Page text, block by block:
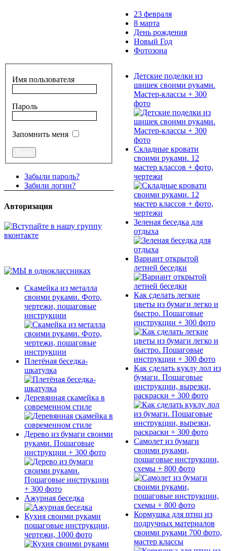
23 февраля
8 марта
День рождения
Новый Год
Фотозона
Имя пользователя
Пароль
Запомнить меня
Забыли пароль?
Забили логин?
Авторизация
Скамейка из металла
своими руками. Фото,
чертежи, пошаговые
инструкции
Плетёная беседка-
шкатулка
Деревянная скамейка в
современном стиле
Дерево из бумаги своими
руками. Пошаговые
инструкции + 300 фото
Ажурная беседка
Кухня своими руками
пошаговые инструкции,
чертежи, 1000 фото
Детские поделки из
шишек своими руками.
Мастер-классы + 300
фото
Складные кровати
своими руками. 12
мастер классов + фото,
чертежи
Зеленая беседка для
отдыха
Вариант открытой
летней беседки
Как сделать легкие
цветы из бумаги легко и
быстро. Пошаговые
инструкции + 300 фото
Как сделать куклу лол из
бумаги. Пошаговые
инструкции, вырезки,
раскраски + 300 фото
Самолет из бумаги
своими руками,
пошаговые инструкции,
схемы + 800 фото
Кормушка для птиц из
подручных материалов
своими руками 700 фото,
мастер классы